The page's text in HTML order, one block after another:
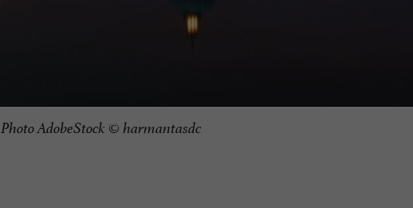
Photo AdobeStock © harmantasdc